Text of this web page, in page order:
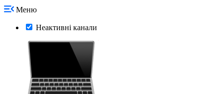
Меню
Неактивні канали